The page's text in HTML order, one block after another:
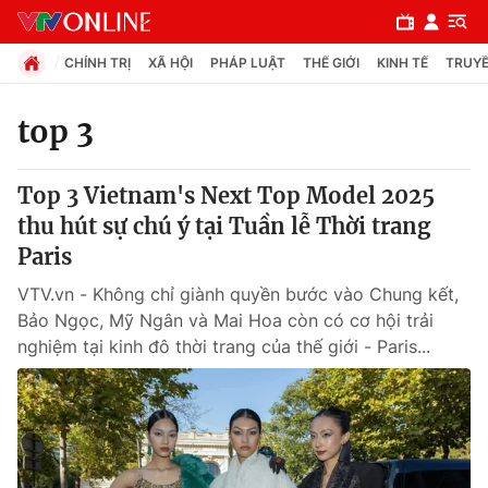
Chuyên mục
Chính trị
Pháp luật
Y tế
Thế giới
CHÍNH TRỊ XÃ HỘI PHÁP LUẬT THẾ GIỚI KINH TẾ
top 3
Top 3 Vietnam's Next Top Model 2025
thu hút sự chú ý tại Tuần lễ Thời trang
Paris
VTV.vn - Không chỉ giành quyền bước vào Chung kết,
Bảo Ngọc, Mỹ Ngân và Mai Hoa còn có cơ hội trải
nghiệm tại kinh đô thời trang của thế giới - Paris...